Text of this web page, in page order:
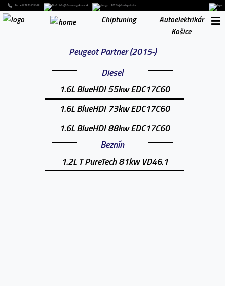
Tel. : +421911454169 info@chiptuning-kosice.sk RLS Chiptuning-Košice
Chiptuning
Autoelektrikár
Košice
Peugeot Partner (2015-)
Diesel
1.6L BlueHDI 55kw EDC17C60
1.6L BlueHDI 73kw EDC17C60
1.6L BlueHDI 88kw EDC17C60
Beznín
1.2L T PureTech 81kw VD46.1